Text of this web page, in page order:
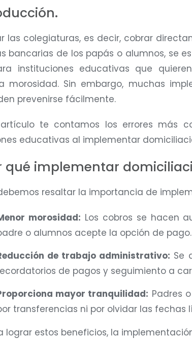
las colegiaturas, es decir, cobrar
bancarias de los papás o alumnos, se
instituciones educativas que
morosidad. Sin embargo, muchas
prevenirse fácilmente.
te contamos los errores más
educativas al implementar
qué implementar
resaltar la importancia de
morosidad: Los cobros se hacen
o alumnos acepte la opción de pago.
de trabajo administrativo: Se
de pagos y seguimiento a
mayor tranquilidad: Padres
transferencias ni por olvidar las fechas
lograr estos beneficios, la